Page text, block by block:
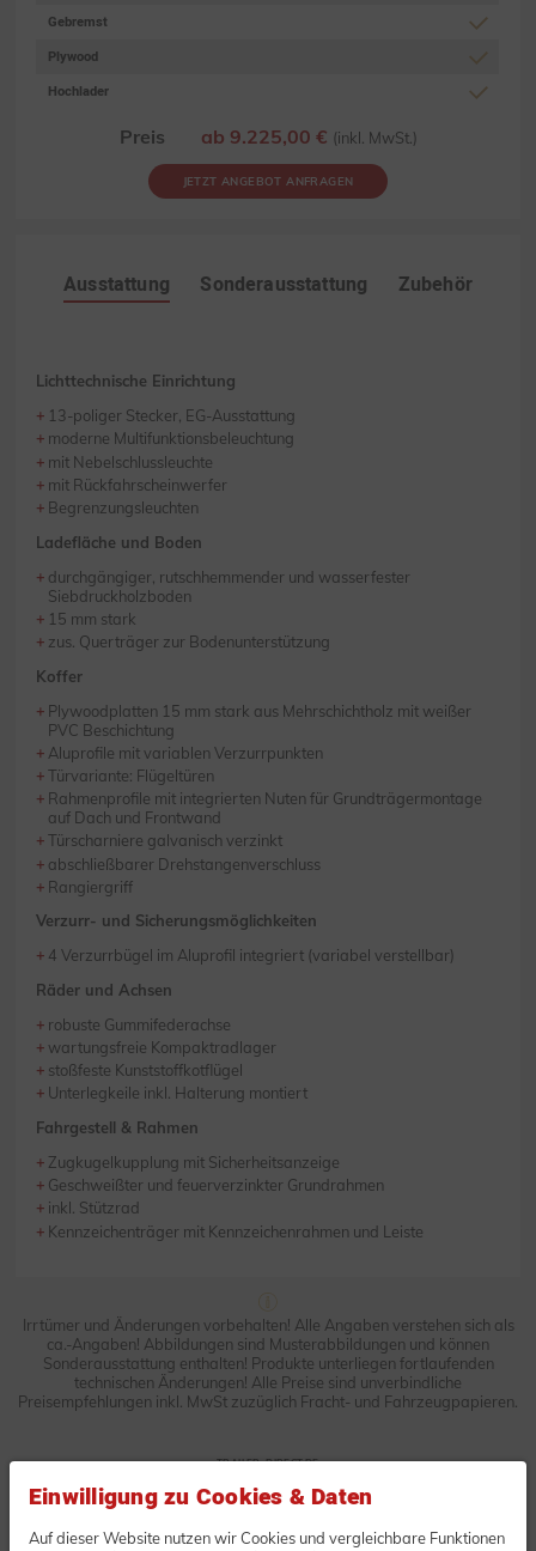
Gebremst
Plywood
Hochlader
Preis ab 9.225,00 € (inkl. MwSt.)
JETZT ANGEBOT ANFRAGEN
Ausstattung Sonderausstattung Zubehör
Lichttechnische Einrichtung
13-poliger Stecker, EG-Ausstattung
moderne Multifunktionsbeleuchtung
mit Nebelschlussleuchte
mit Rückfahrscheinwerfer
Begrenzungsleuchten
Ladefläche und Boden
durchgängiger, rutschhemmender und wasserfester
Siebdruckholzboden
15 mm stark
zus. Querträger zur Bodenunterstützung
Koffer
Plywoodplatten 15 mm stark aus Mehrschichtholz mit weißer
PVC Beschichtung
Aluprofile mit variablen Verzurrpunkten
Türvariante: Flügeltüren
Rahmenprofile mit integrierten Nuten für Grundträgermontage
auf Dach und Frontwand
Türscharniere galvanisch verzinkt
abschließbarer Drehstangenverschluss
Rangiergriff
Verzurr- und Sicherungsmöglichkeiten
4 Verzurrbügel im Aluprofil integriert (variabel verstellbar)
Räder und Achsen
robuste Gummifederachse
wartungsfreie Kompaktradlager
stoßfeste Kunststoffkotflügel
Unterlegkeile inkl. Halterung montiert
Fahrgestell & Rahmen
Zugkugelkupplung mit Sicherheitsanzeige
Geschweißter und feuerverzinkter Grundrahmen
inkl. Stützrad
Kennzeichenträger mit Kennzeichenrahmen und Leiste
Irrtümer und Änderungen vorbehalten! Alle Angaben verstehen sich als
ca.-Angaben! Abbildungen sind Musterabbildungen und können
Sonderausstattung enthalten! Produkte unterliegen fortlaufenden
technischen Änderungen! Alle Preise sind unverbindliche
Preisempfehlungen inkl. MwSt zuzüglich Fracht- und Fahrzeugpapieren.
TRAILER-DIRECT.DE
Unverbindliche Anfrage oder
Bestellung
Einwilligung zu Cookies & Daten
Auf dieser Website nutzen wir Cookies und vergleichbare Funktionen